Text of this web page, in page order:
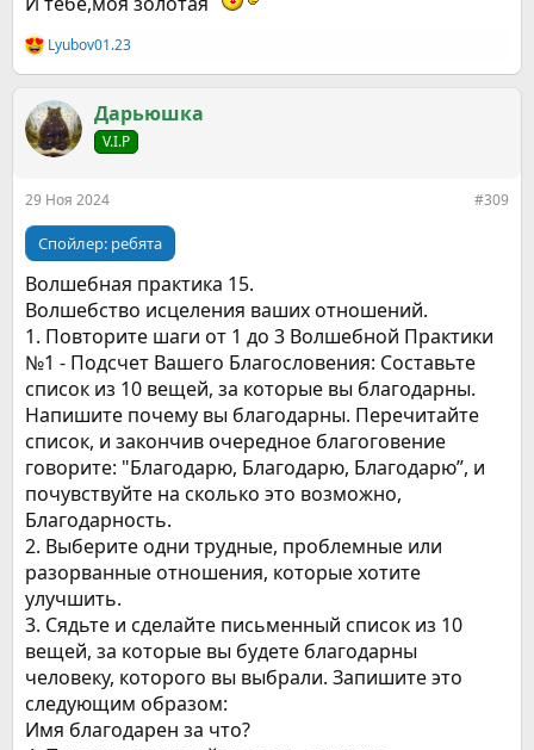
Р
е
к
ц
и
Lyubov01.23
Дарьюшка
V.I.P
29 Ноя 2024 #309
Спойлер: ребята
Волшебная практика 15.
Волшебство исцеления ваших отношений.
1. Повторите шаги от 1 до 3 Волшебной Практики
№1 - Подсчет Вашего Благословения: Составьте
список из 10 вещей, за которые вы благодарны.
Напишите почему вы благодарны. Перечитайте
список, и закончив очередное благоговение
говорите: "Благодарю, Благодарю, Благодарю”, и
почувствуйте на сколько это возможно,
Благодарность.
2. Выберите одни трудные, проблемные или
разорванные отношения, которые хотите
улучшить.
3. Сядьте и сделайте письменный список из 10
вещей, за которые вы будете благодарны
человеку, которого вы выбрали. Запишите это
следующим образом:
Имя благодарен за что?